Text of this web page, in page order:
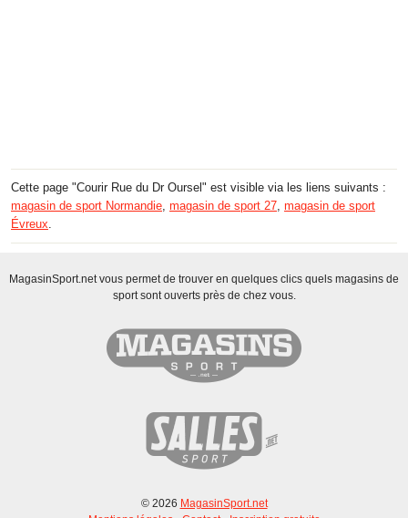
Cette page "Courir Rue du Dr Oursel" est visible via les liens suivants :
magasin de sport Normandie, magasin de sport 27, magasin de sport
Évreux.
MagasinSport.net vous permet de trouver en quelques clics quels magasins de
sport sont ouverts près de chez vous.
© 2026 MagasinSport.net